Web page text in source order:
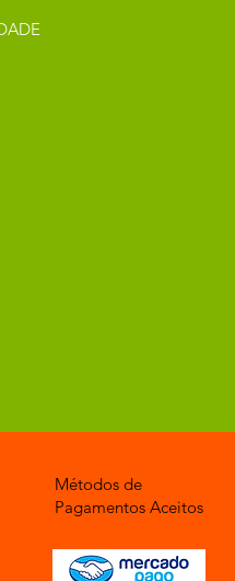
Métodos de
Pagamentos Aceitos